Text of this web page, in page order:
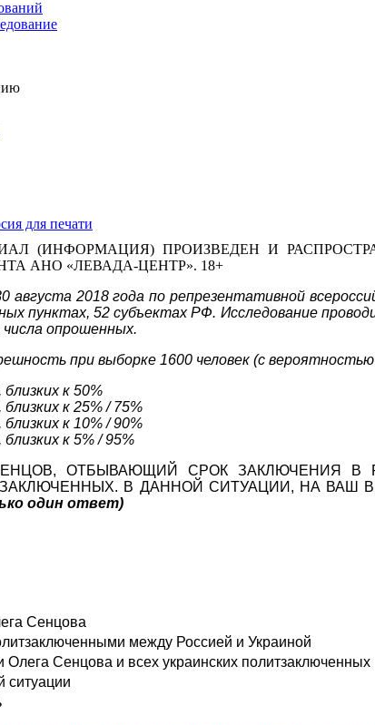
для печати
(ИНФОРМАЦИЯ) ПРОИЗВЕДЕН И
АНО «ЛЕВАДА-ЦЕНТР». 18+
августа 2018 года по репрезентативной
пунктах, 52 субъектах РФ. Исследование
опрошенных.
при выборке 1600 человек (с
к 50%
к 25% / 75%
к 10% / 90%
к 5% / 95%
ОТБЫВАЮЩИЙ СРОК ЗАКЛЮЧЕНИЯ В
В ДАННОЙ СИТУАЦИИ, НА ВАШ
один ответ)
Сенцова
между Россией и Украиной
Олега Сенцова и всех украинских политзаключенных
ситуации